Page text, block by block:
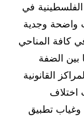
الفلسطينية في
واضحة وجدية
كافة المناحي
الضفة
القانونية
اختلاف
وغياب تطبيق